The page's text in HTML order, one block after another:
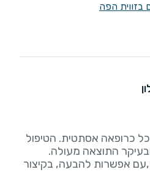
בזווית הפה
כרופאה אסתטית. הטיפול
אפשרות להבעה, בקיצור